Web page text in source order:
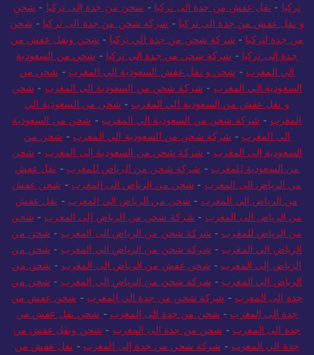
تركيا - نقل عفش من جدة الى تركيا - شحن من جدة إلى تركيا - شحن
و نقل عفش من جدة الى تركيا - شركة شحن من جدة الى تركيا - شحن
من جدة لتركيا - شركة شحن من جدة الي تركيا - شحن ونقل عفش من
جدة إلى تركيا - شركة شحن من جدة الي تركيا - شحن من السعودية
الي المغرب - شحن و نقل عفش السعودية الي المغرب - شحن من
السعودية الي المغرب - شركة شحن من السعودية الى المغرب - شحن
و نقل عفش من السعودية الي المغرب - شحن من السعودية الي
المغرب - شركة شحن من السعودية الي المغرب - شحن من السعودية
الي المغرب - شركة شحن من السعودية الي المغرب - شحن من
السعودية إلى المغرب - شركة شحن من السعودية إلى المغرب - شحن
من السعودية للمغرب - شركة شحن من الرياض للمغرب - نقل عفش
من الرياض الى المغرب - شحن من الرياض الى المغرب - شحن عفش
من الرياض الي المغرب - شحن من الرياض الي المغرب - نقل عفش
من الرياض الى المغرب - شركة شحن من الرياض إلى المغرب - شحن
من الرياض للمغرب - شركة شحن من الرياض الى المغرب - شحن من
الرياض الي المغرب - شركة شحن من الرياض الي المغرب - شحن من
الرياض إلى المغرب - شحن عفش من الرياض الى المغرب - شحن من
الرياض الي المغرب - شركة شحن من الرياض الي المغرب - شحن من
جدة الى المغرب - شركة شحن من جدة الي المغرب - شحن عفش من
جدة الى المغرب - شحن من جدة الى المغرب - شحن نقل عفش من
جدة الى المغرب - شحن من جدة الى المغرب - شحن ونقل عفش من
جدة الي المغرب - شركة شحن من جدة إلى المغرب - نقل عفش من